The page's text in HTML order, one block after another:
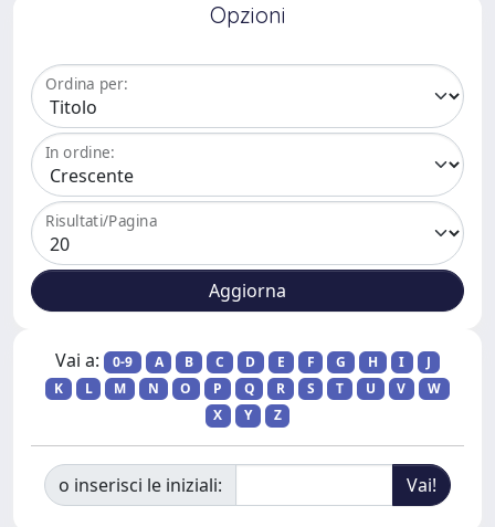
Opzioni
Ordina per:
In ordine:
Risultati/Pagina
Vai a: 0-9 A B C D E F G H I
J
K
L M N O P Q R S T U V
W
X
Y Z
o inserisci le iniziali: